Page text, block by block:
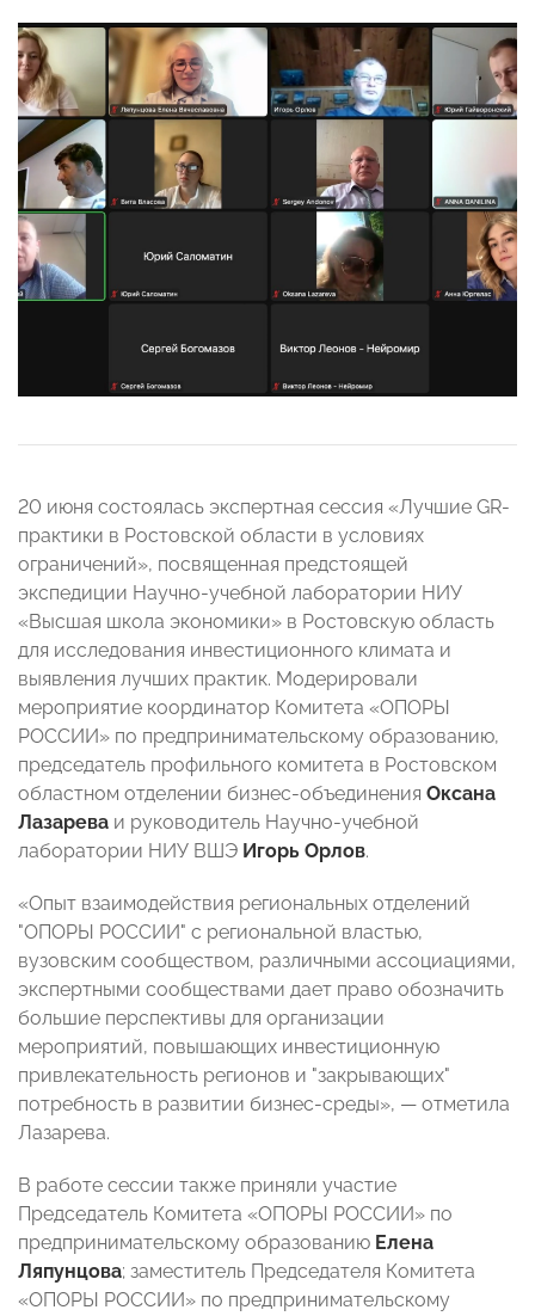
20 июня состоялась экспертная сессия «Лучшие GR-
практики в Ростовской области в условиях
ограничений», посвященная предстоящей
экспедиции Научно-учебной лаборатории НИУ
«Высшая школа экономики» в Ростовскую область
для исследования инвестиционного климата и
выявления лучших практик. Модерировали
мероприятие координатор Комитета «ОПОРЫ
РОССИИ» по предпринимательскому образованию,
председатель профильного комитета в Ростовском
областном отделении бизнес-объединения Оксана
Лазарева и руководитель Научно-учебной
лаборатории НИУ ВШЭ Игорь Орлов.
«Опыт взаимодействия региональных отделений
"ОПОРЫ РОССИИ" с региональной властью,
вузовским сообществом, различными ассоциациями,
экспертными сообществами дает право обозначить
большие перспективы для организации
мероприятий, повышающих инвестиционную
привлекательность регионов и "закрывающих"
потребность в развитии бизнес-среды», — отметила
Лазарева.
В работе сессии также приняли участие
Председатель Комитета «ОПОРЫ РОССИИ» по
предпринимательскому образованию Елена
Ляпунцова; заместитель Председателя Комитета
«ОПОРЫ РОССИИ» по предпринимательскому